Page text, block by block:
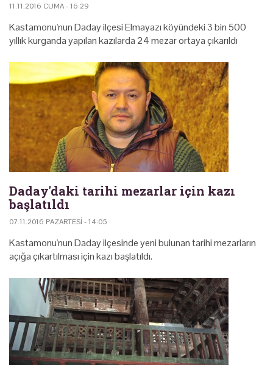
11.11.2016 CUMA - 16:29
Kastamonu'nun Daday ilçesi Elmayazı köyündeki 3 bin 500
yıllık kurganda yapılan kazılarda 24 mezar ortaya çıkarıldı
Daday'daki tarihi mezarlar için kazı
başlatıldı
07.11.2016 PAZARTESI - 14:05
Kastamonu'nun Daday ilçesinde yeni bulunan tarihi mezarların
açığa çıkartılması için kazı başlatıldı.